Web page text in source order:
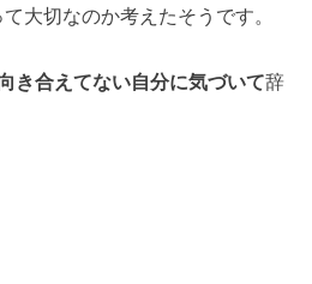
大切なのか考えたそうです。
き合えてない自分に気づいて辞